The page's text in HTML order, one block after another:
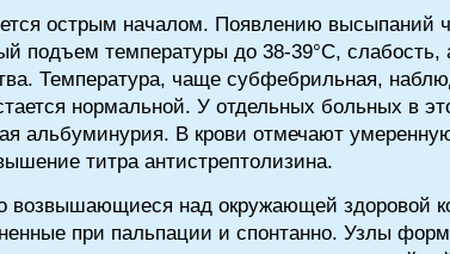
острым началом. Появлению высыпаний
подъем температуры до 38-39°С, слабость,
Температура, чаще субфебрильная,
нормальной. У отдельных больных в
альбуминурия. В крови отмечают
титра антистрептолизина.
над окружающей здоровой
при пальпации и спонтанно. Узлы